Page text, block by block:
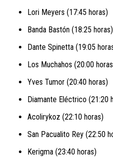
Lori Meyers (17:45 horas)
Banda Bastón (18:25 horas)
Dante Spinetta (19:05
Los Muchahos (20:00
Yves Tumor (20:40 horas)
Diamante Eléctrico (21:20
Acolirykoz (22:10 horas)
San Pacualito Rey (22:50
Kerigma (23:40 horas)